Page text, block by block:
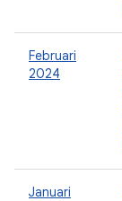
Februari
2024
Januari